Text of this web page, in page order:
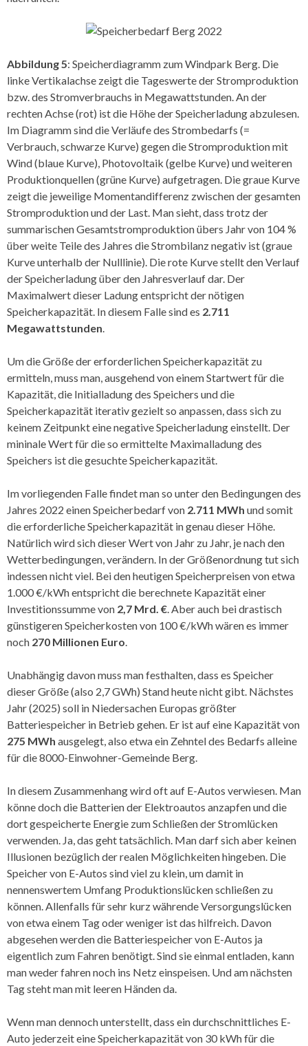
Abbildung 5: Speicherdiagramm zum Windpark Berg. Die
linke Vertikalachse zeigt die Tageswerte der Stromproduktion
bzw. des Stromverbrauchs in Megawattstunden. An der
rechten Achse (rot) ist die Höhe der Speicherladung abzulesen.
Im Diagramm sind die Verläufe des Strombedarfs (=
Verbrauch, schwarze Kurve) gegen die Stromproduktion mit
Wind (blaue Kurve), Photovoltaik (gelbe Kurve) und weiteren
Produktionquellen (grüne Kurve) aufgetragen. Die graue Kurve
zeigt die jeweilige Momentandifferenz zwischen der gesamten
Stromproduktion und der Last. Man sieht, dass trotz der
summarischen Gesamtstromproduktion übers Jahr von 104 %
über weite Teile des Jahres die Strombilanz negativ ist (graue
Kurve unterhalb der Nulllinie). Die rote Kurve stellt den Verlauf
der Speicherladung über den Jahresverlauf dar. Der
Maximalwert dieser Ladung entspricht der nötigen
Speicherkapazität. In diesem Falle sind es 2.711
Megawattstunden.
Um die Größe der erforderlichen Speicherkapazität zu
ermitteln, muss man, ausgehend von einem Startwert für die
Kapazität, die Initialladung des Speichers und die
Speicherkapazität iterativ gezielt so anpassen, dass sich zu
keinem Zeitpunkt eine negative Speicherladung einstellt. Der
mininale Wert für die so ermittelte Maximalladung des
Speichers ist die gesuchte Speicherkapazität.
Im vorliegenden Falle findet man so unter den Bedingungen des
Jahres 2022 einen Speicherbedarf von 2.711 MWh und somit
die erforderliche Speicherkapazität in genau dieser Höhe.
Natürlich wird sich dieser Wert von Jahr zu Jahr, je nach den
Wetterbedingungen, verändern. In der Größenordnung tut sich
indessen nicht viel. Bei den heutigen Speicherpreisen von etwa
1.000 €/kWh entspricht die berechnete Kapazität einer
Investitionssumme von 2,7 Mrd. €. Aber auch bei drastisch
günstigeren Speicherkosten von 100 €/kWh wären es immer
noch 270 Millionen Euro.
Unabhängig davon muss man festhalten, dass es Speicher
dieser Größe (also 2,7 GWh) Stand heute nicht gibt. Nächstes
Jahr (2025) soll in Niedersachen Europas größter
Batteriespeicher in Betrieb gehen. Er ist auf eine Kapazität von
275 MWh ausgelegt, also etwa ein Zehntel des Bedarfs alleine
für die 8000-Einwohner-Gemeinde Berg.
In diesem Zusammenhang wird oft auf E-Autos verwiesen. Man
könne doch die Batterien der Elektroautos anzapfen und die
dort gespeicherte Energie zum Schließen der Stromlücken
verwenden. Ja, das geht tatsächlich. Man darf sich aber keinen
Illusionen bezüglich der realen Möglichkeiten hingeben. Die
Speicher von E-Autos sind viel zu klein, um damit in
nennenswertem Umfang Produktionslücken schließen zu
können. Allenfalls für sehr kurz währende Versorgungslücken
von etwa einem Tag oder weniger ist das hilfreich. Davon
abgesehen werden die Batteriespeicher von E-Autos ja
eigentlich zum Fahren benötigt. Sind sie einmal entladen, kann
man weder fahren noch ins Netz einspeisen. Und am nächsten
Tag steht man mit leeren Händen da.
Wenn man dennoch unterstellt, dass ein durchschnittliches E-
Auto jederzeit eine Speicherkapazität von 30 kWh für die